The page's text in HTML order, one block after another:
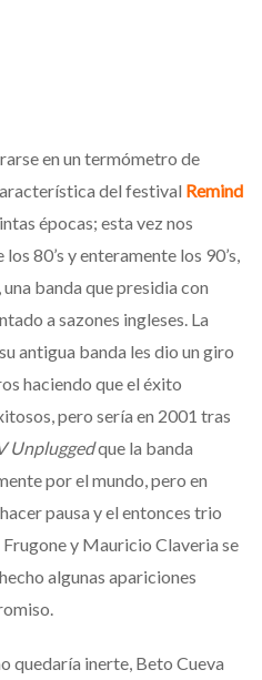
en un termómetro de
del festival Remind
épocas; esta vez nos
80’s y enteramente los 90’s,
banda que presidia con
a sazones ingleses. La
antigua banda les dio un giro
haciendo que el éxito
pero sería en 2001 tras
Unpluggedque la banda
por el mundo, pero en
pausa y el entonces trio
y Mauricio Claveria se
algunas apariciones
quedaría inerte, Beto Cueva